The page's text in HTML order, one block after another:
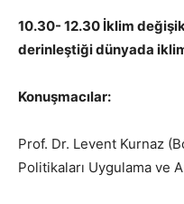
10.30- 12.30 İklim
derinleştiği dünyada
Konuşmacılar:
Prof. Dr. Levent Kurnaz
Politikaları Uygulama ve